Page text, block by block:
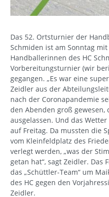
Das 52. Ortsturnier der
Schmiden ist am Sonntag
Handballerinnen des HC
Vorbereitungsturnier (wir
gegangen. „Es war eine
Zeidler aus der
nach der Coronapandemie
den Abenden groß
ausgelassen. Und das
auf Freitag. Da mussten die
vom Kleinfeldplatz des
verlegt werden, „was der
getan hat“, sagt Zeidler. Das
das „Schüttler-Team“ um
des HC gegen den
Zeidler.